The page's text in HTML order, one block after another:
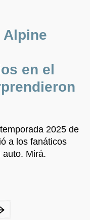
Alpine
en el
2025 de
a los fanáticos
auto. Mirá.